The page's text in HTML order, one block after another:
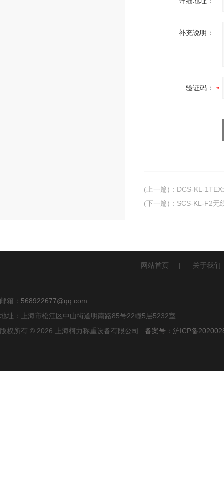
补充说明：
验证码：
(上一篇) ： DCS-KL-
(下一篇) ： SCS-KL-F2无
网站首页 | 关于我们
邮箱： 568922677@qq.com
地址：上海市松江区中山街道明南路85号22幢5层5232室
版权所有 © 2026 上海柯力称重设备有限公司 备案号：沪ICP备